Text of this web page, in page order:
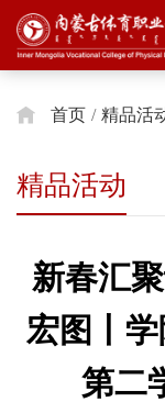
首页 / 精品活
精品活动
新春汇
宏图丨学
第二